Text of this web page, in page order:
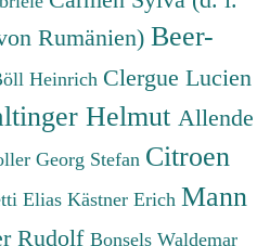
Rumänien) Beer-
Heinrich Clergue Lucien
Helmut Allende
Georg Stefan Citroen
Elias Kästner Erich Mann
Rudolf Bonsels Waldemar